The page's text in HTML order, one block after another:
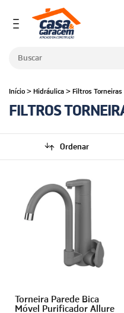
Início > Hidráulica > Filtros
FILTROS
Ordenar
Torneira Parede Bica
Móvel Purificador Allure